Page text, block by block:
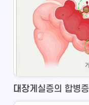
대장게실증의 합병증